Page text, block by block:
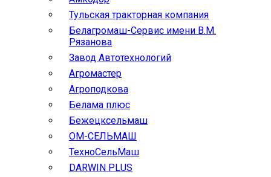
Тульская тракторная компания
Белагромаш-Сервис имени В.М.
Рязанова
Завод Автотехнологий
Агромастер
Агроподкова
Белама плюс
Бежецксельмаш
ОМ-СЕЛЬМАШ
ТехноСельМаш
DARWIN PLUS